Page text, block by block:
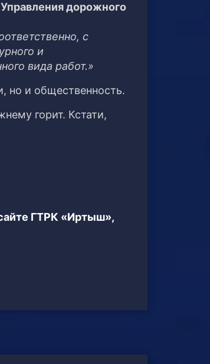
дорожного
с
и
вида работ.»
но и общественность.
горит. Кстати,
ГТРК «Иртыш»,